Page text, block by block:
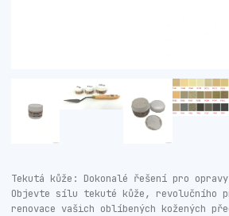
Tekutá kůže: Dokonalé řešení pro
Objevte sílu tekuté kůže, revolučního
renovace vašich oblíbených kožených